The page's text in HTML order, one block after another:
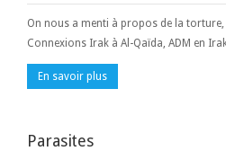
On nous a menti à propos de la
Connexions Irak à Al-Qaïda, ADM en
En savoir plus
Parasites